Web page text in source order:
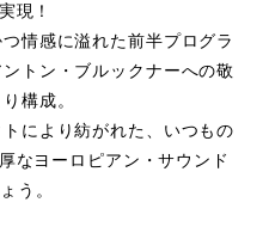
現！
情感に溢れた前半プログラ
トン・ブルックナーへの敬
構成。
により紡がれた、いつもの
なヨーロピアン・サウンド
う。